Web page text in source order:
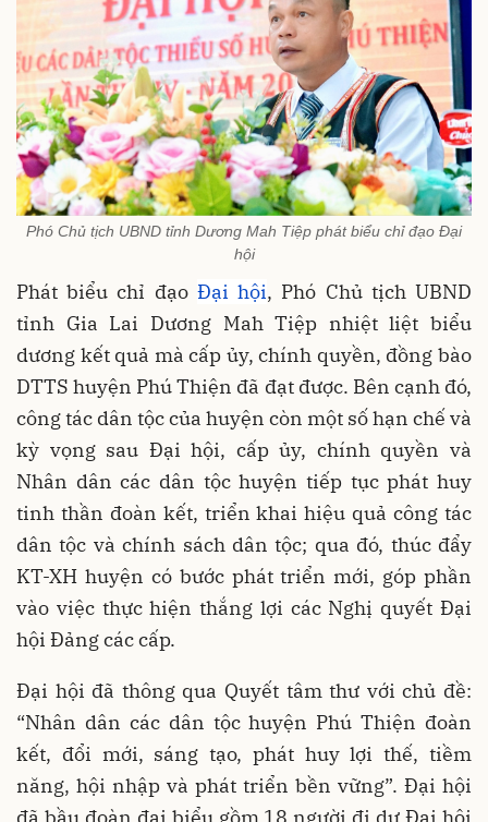
Phó Chủ tịch UBND tỉnh Dương Mah Tiệp phát biểu chỉ đạo Đại
hội
Phát biểu chỉ đạo Đại hội, Phó Chủ tịch UBND
tỉnh Gia Lai Dương Mah Tiệp nhiệt liệt biểu
dương kết quả mà cấp ủy, chính quyền, đồng bào
DTTS huyện Phú Thiện đã đạt được. Bên cạnh đó,
công tác dân tộc của huyện còn một số hạn chế và
kỳ vọng sau Đại hội, cấp ủy, chính quyền và
Nhân dân các dân tộc huyện tiếp tục phát huy
tinh thần đoàn kết, triển khai hiệu quả công tác
dân tộc và chính sách dân tộc; qua đó, thúc đẩy
KT-XH huyện có bước phát triển mới, góp phần
vào việc thực hiện thắng lợi các Nghị quyết Đại
hội Đảng các cấp.
Đại hội đã thông qua Quyết tâm thư với chủ đề:
“Nhân dân các dân tộc huyện Phú Thiện đoàn
kết, đổi mới, sáng tạo, phát huy lợi thế, tiềm
năng, hội nhập và phát triển bền vững”. Đại hội